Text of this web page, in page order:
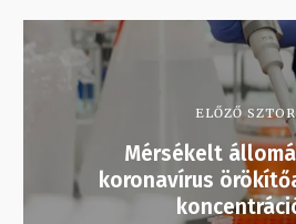
ELŐZŐ
Mérsékelt
koronavírus